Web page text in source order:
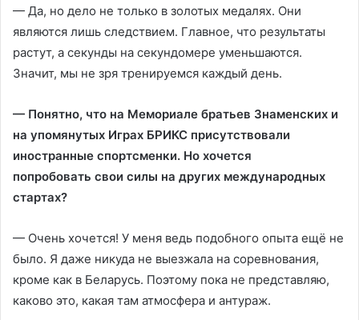
— Да, но дело не только в золотых медалях. Они
являются лишь следствием. Главное, что результаты
растут, а секунды на секундомере уменьшаются.
Значит, мы не зря тренируемся каждый день.
— Понятно, что на Мемориале братьев Знаменских и
на упомянутых Играх БРИКС присутствовали
иностранные спортсменки. Но хочется
попробовать свои силы на других международных
стартах?
— Очень хочется! У меня ведь подобного опыта ещё не
было. Я даже никуда не выезжала на соревнования,
кроме как в Беларусь. Поэтому пока не представляю,
каково это, какая там атмосфера и антураж.